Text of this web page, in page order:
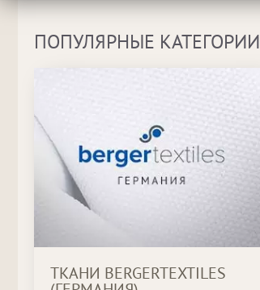
ПОПУЛЯРНЫЕ КАТЕГОРИИ
ТКАНИ BERGERTEXTILES